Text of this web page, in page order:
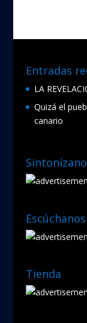
Entradas
LA
Quizá el
canario
Escúchanos
Tienda